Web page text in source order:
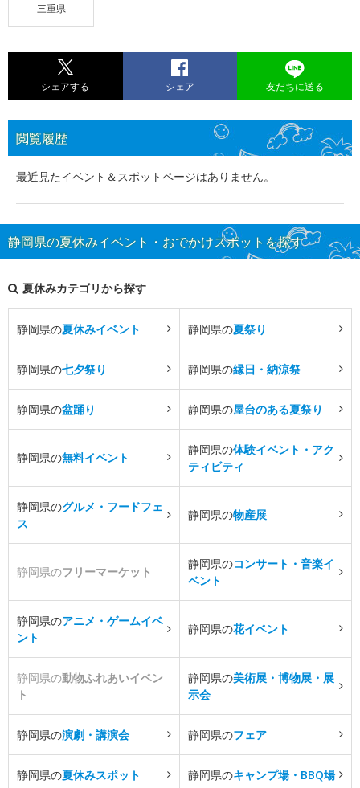
三重県
シェアする シェア 友だちに送る
閲覧履歴
最近見たイベント＆スポットページはありません。
静岡県の夏休みイベント・おでかけスポットを探す
夏休みカテゴリから探す
静岡県の夏休みイベント 静岡県の夏祭り
静岡県の七夕祭り 静岡県の縁日・納涼祭
静岡県の盆踊り 静岡県の屋台のある夏祭り
静岡県の無料イベント
静岡県の体験イベント・アク
ティビティ
静岡県のグルメ・フードフェ
ス
静岡県の物産展
静岡県のフリーマーケット
静岡県のコンサート・音楽イ
ベント
静岡県のアニメ・ゲームイベ
ント
静岡県の花イベント
静岡県の動物ふれあいイベン
ト
静岡県の美術展・博物展・展
示会
静岡県の演劇・講演会 静岡県のフェア
静岡県の夏休みスポット 静岡県のキャンプ場・BBQ場